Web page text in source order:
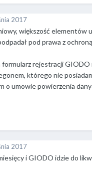
2017
większość elementów
pod prawa z
formularz rejestracji
którego nie
o umowie powierzenia
2017
i GIODO idzie do